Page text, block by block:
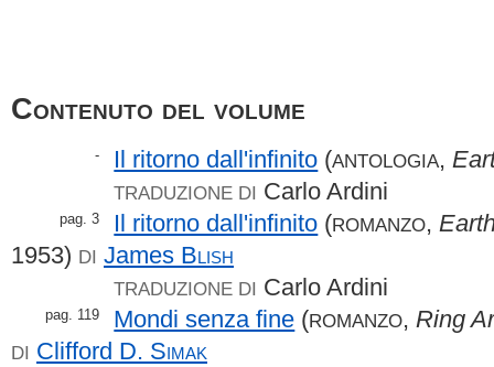
Contenuto del volume
- Il ritorno dall'infinito (ANTOLOGIA,
TRADUZIONE DI Carlo Ardini
pag. 3 Il ritorno dall'infinito (ROMANZO,
1953) DI James Blish
TRADUZIONE DI Carlo Ardini
pag. 119 Mondi senza fine (ROMANZO, Ring
DI Clifford D. Simak